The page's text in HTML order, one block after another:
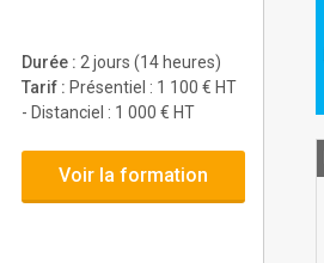
Durée : 2 jours (14 heures)
Tarif : Présentiel : 1 100 € HT
- Distanciel : 1 000 € HT
Voir la formation